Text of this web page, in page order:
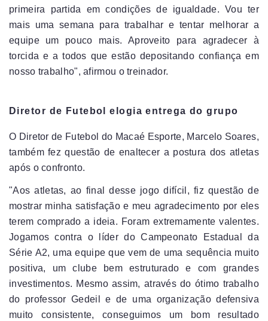
primeira partida em condições de igualdade. Vou ter
mais uma semana para trabalhar e tentar melhorar a
equipe um pouco mais. Aproveito para agradecer à
torcida e a todos que estão depositando confiança em
nosso trabalho", afirmou o treinador.
Diretor de Futebol elogia entrega do grupo
O Diretor de Futebol do Macaé Esporte, Marcelo Soares,
também fez questão de enaltecer a postura dos atletas
após o confronto.
"Aos atletas, ao final desse jogo difícil, fiz questão de
mostrar minha satisfação e meu agradecimento por eles
terem comprado a ideia. Foram extremamente valentes.
Jogamos contra o líder do Campeonato Estadual da
Série A2, uma equipe que vem de uma sequência muito
positiva, um clube bem estruturado e com grandes
investimentos. Mesmo assim, através do ótimo trabalho
do professor Gedeil e de uma organização defensiva
muito consistente, conseguimos um bom resultado